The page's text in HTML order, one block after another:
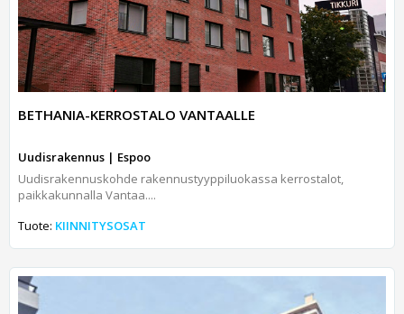
BETHANIA-KERROSTALO VANTAALLE
Uudisrakennus | Espoo
Uudisrakennuskohde rakennustyyppiluokassa kerrostalot,
paikkakunnalla Vantaa....
Tuote: KIINNITYSOSAT